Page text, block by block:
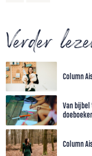
Verder
Column
Van
Column